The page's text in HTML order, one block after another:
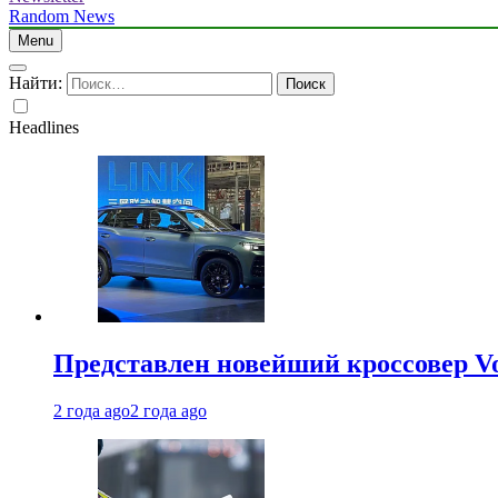
Random News
Menu
Найти:
Headlines
Представлен новейший кроссовер
2 года ago2 года ago